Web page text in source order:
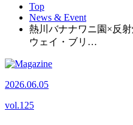
Top
News & Event
熱川バナナワニ園×反
ウェイ・ブリ…
2026.06.05
vol.125